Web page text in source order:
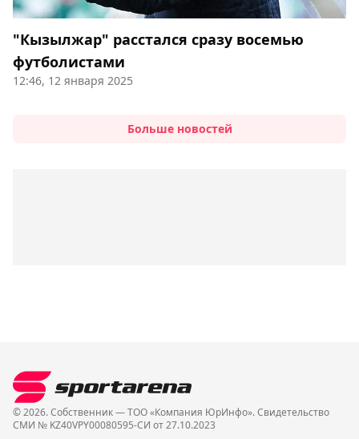
"Кызылжар" расстался сразу восемью
футболистами
12:46, 12 января 2025
Больше новостей
© 2026. Собственник — ТОО «Компания ЮрИнфо». Cвидетельство
СМИ № KZ40VPY00080595-СИ от 27.10.2023